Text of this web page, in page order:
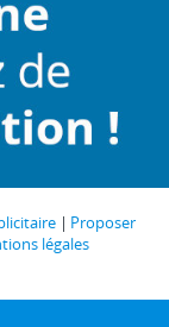
Proposer
légales